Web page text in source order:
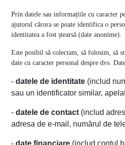
Prin datele sau informațiile cu caracter
ajutorul cărora se poate identifica o
identitatea a fost ștearsă (date anonime).
Este posibil să colectam, să folosim, să
date cu caracter personal despre dvs.
- datele de identitate (includ
sau un identificator similar,
- datele de contact (includ
adresa de e-mail, numărul de
- date financiare (includ contul